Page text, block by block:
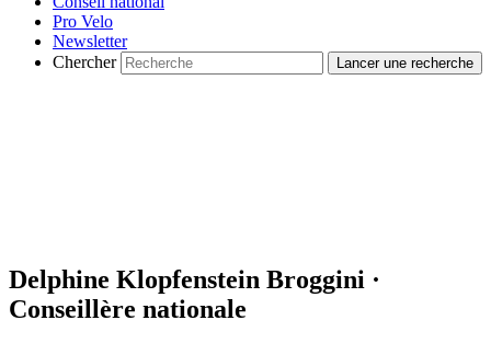
Pro Velo
Newsletter
Chercher
Delphine Klopfenstein Broggini ·
Conseillère nationale